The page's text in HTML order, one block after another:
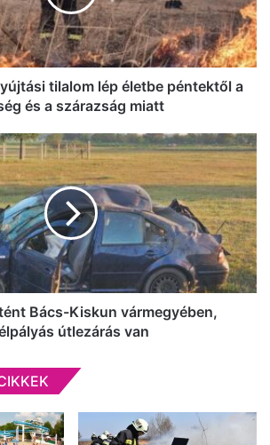
tilalom lép életbe péntektől a
és a szárazság miatt
Bács-Kiskun vármegyében,
útlezárás van